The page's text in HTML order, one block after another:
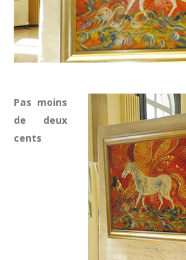
Pas moins
de deux
cents